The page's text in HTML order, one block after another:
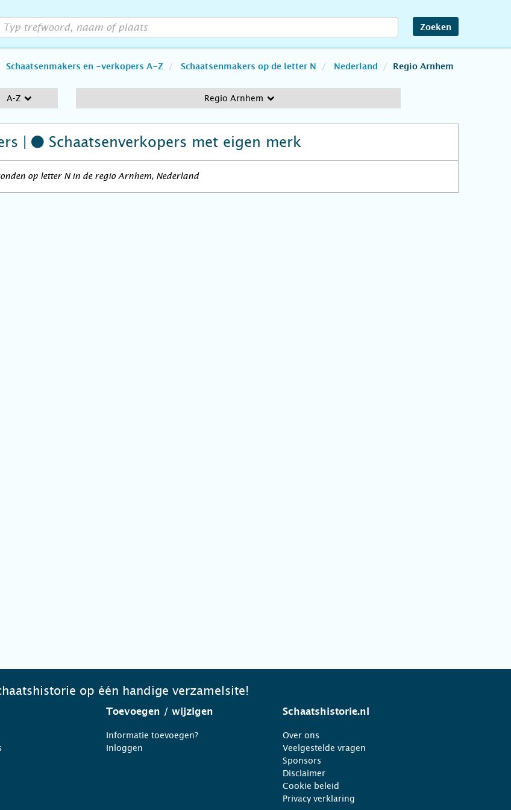
Zoeken
Schaatsenmakers en -verkopers A-Z Schaatsenmakers op de letter N Nederland Regio Arnhem
A-Z Regio Arnhem
| Schaatsenverkopers met eigen merk
op letter N in de regio Arnhem, Nederland
op één handige verzamelsite!
Toevoegen / wijzigen
Informatie toevoegen?
Inloggen
Schaatshistorie.nl
Over ons
Veelgestelde vragen
Sponsors
Disclaimer
Cookie beleid
Privacy verklaring